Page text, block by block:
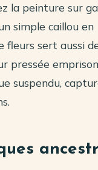
la peinture sur
simple caillou en
fleurs sert aussi
pressée
suspendu,